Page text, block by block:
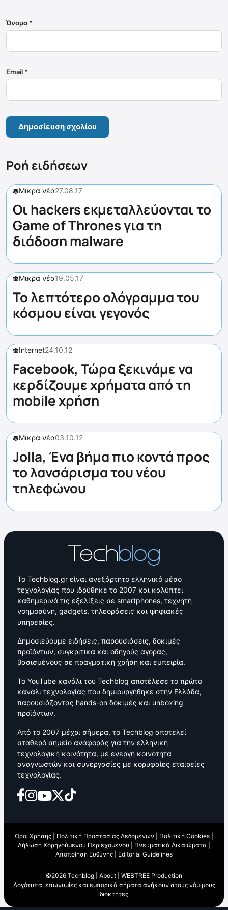
Όνομα *
Email *
Ροή ειδήσεων
Μικρά νέα27.08.17
Οι hackers εκμεταλλεύονται το
Game of Thrones για τη
διάδοση malware
Μικρά νέα19.05.17
Το λεπτότερο ολόγραμμα του
κόσμου είναι γεγονός
Internet24.10.12
Facebook, Τώρα ξεκινάμε να
κερδίζουμε χρήματα από τη
mobile χρήση
Μικρά νέα03.10.12
Jolla, Ένα βήμα πιο κοντά προς
το λανσάρισμα του νέου
τηλεφώνου
Το Techblog.gr είναι ανεξάρτητο ελληνικό μέσο
τεχνολογίας που ιδρύθηκε το 2007 και καλύπτει
καθημερινά τις εξελίξεις σε smartphones, τεχνητή
νοημοσύνη, gadgets, τηλεοράσεις και ψηφιακές
υπηρεσίες.
Δημοσιεύουμε ειδήσεις, παρουσιάσεις, δοκιμές
προϊόντων, συγκριτικά και οδηγούς αγοράς,
βασισμένους σε πραγματική χρήση και εμπειρία.
Το YouTube κανάλι του Techblog αποτέλεσε το πρώτο
κανάλι τεχνολογίας που δημιουργήθηκε στην Ελλάδα,
παρουσιάζοντας hands-on δοκιμές και unboxing
προϊόντων.
Από το 2007 μέχρι σήμερα, το Techblog αποτελεί
σταθερό σημείο αναφοράς για την ελληνική
τεχνολογική κοινότητα, με ενεργή κοινότητα
αναγνωστών και συνεργασίες με κορυφαίες εταιρείες
τεχνολογίας.
Όροι Χρήσης Πολιτική Προστασίας Δεδομένων Πολιτική Cookies
Δήλωση Χορηγούμενου Περιεχομένου
Πνευματικά Δικαιώματα
Αποποίηση Ευθύνης
Editorial Guidelines
©2026 Techblog | About
WEBTREE Production
Λογότυπα, επωνυμίες και εμπορικά σήματα ανήκουν στους νόμιμους
ιδιοκτήτες.